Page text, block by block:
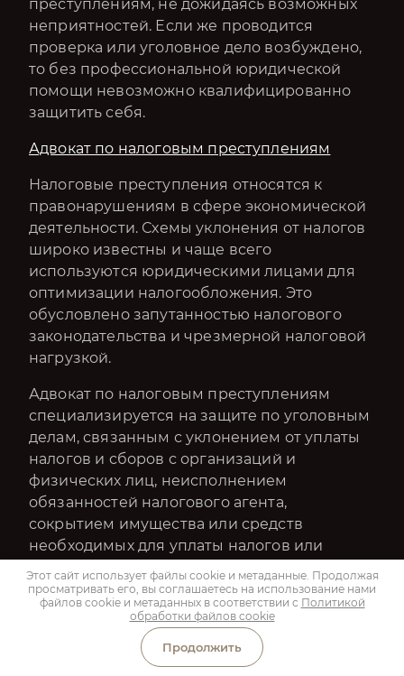
преступлениям, не дожидаясь возможных
неприятностей. Если же проводится
проверка или уголовное дело возбуждено,
то без профессиональной юридической
помощи невозможно квалифицированно
защитить себя.
Адвокат по налоговым преступлениям
Налоговые преступления относятся к
правонарушениям в сфере экономической
деятельности. Схемы уклонения от налогов
широко известны и чаще всего
используются юридическими лицами для
оптимизации налогообложения. Это
обусловлено запутанностью налогового
законодательства и чрезмерной налоговой
нагрузкой.
Адвокат по налоговым преступлениям
специализируется на защите по уголовным
делам, связанным с уклонением от уплаты
налогов и сборов с организаций и
физических лиц, неисполнением
обязанностей налогового агента,
сокрытием имущества или средств
необходимых для уплаты налогов или
сборов.
Участие адвоката позволит добиться самого
главного — соблюдения законных прав
подзащитного. Этого иногда бывает
достаточно для успешного завершения
Этот сайт использует файлы cookie и метаданные. Продолжая
просматривать его, вы соглашаетесь на использование нами
файлов cookie и метаданных в соответствии с Политикой
обработки файлов cookie
Продолжить